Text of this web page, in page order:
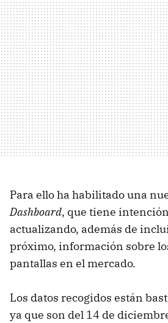
Para ello ha habilitado una
Dashboard, que tiene
actualizando, además de
próximo, información sobre
pantallas en el mercado.
Los datos recogidos están
ya que son del 14 de